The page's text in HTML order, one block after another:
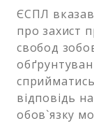
ЄСПЛ
про захист
свобод
відповідь
обов`язку